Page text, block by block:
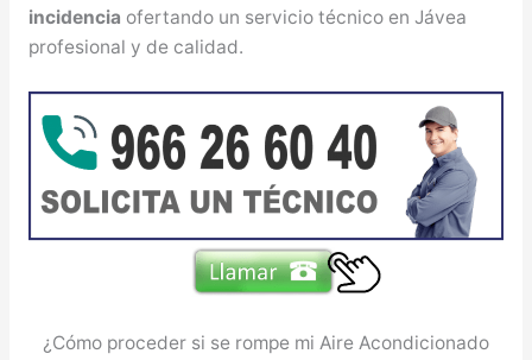
incidencia ofertando un servicio técnico en Jávea
profesional y de calidad.
¿Cómo proceder si se rompe mi Aire Acondicionado